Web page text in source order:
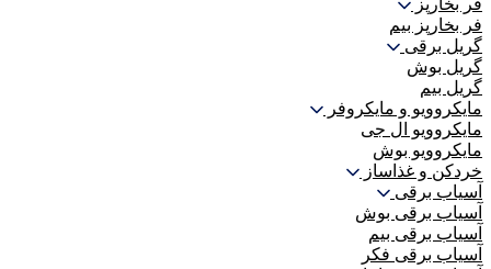
فر بخارپز
فر بخارپز بیم
گریل برقی
گریل بوش
گریل بیم
مایکروویو و مایکروفر
مایکروویو ال جی
مایکروویو بوش
خردکن و غذاساز
آسیاب برقی
آسیاب برقی بوش
آسیاب برقی بیم
آسیاب برقی فکر